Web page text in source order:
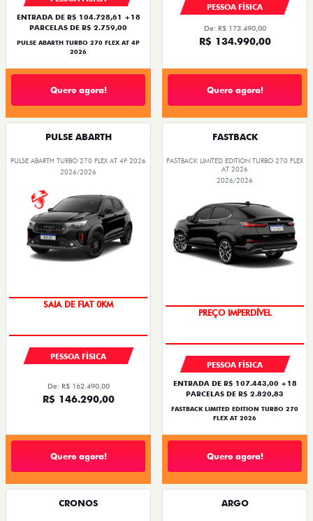
ENTRADA DE R$ 104.728,61 +18
PARCELAS DE R$ 2.759,00
PULSE ABARTH TURBO 270 FLEX AT 4P
2026
Quero agora!
PESSOA FÍSICA
De: R$ 173.490,00
R$ 134.990,00
Quero agora!
PULSE ABARTH
PULSE ABARTH TURBO 270 FLEX AT 4P 2026
2026/2026
SAIA DE FIAT 0KM
PESSOA FÍSICA
De: R$ 162.490,00
R$ 146.290,00
Quero agora!
FASTBACK
FASTBACK LIMITED EDITION TURBO 270 FLEX
AT 2026
2026/2026
PREÇO IMPERDÍVEL
PESSOA FÍSICA
ENTRADA DE R$ 107.443,00 +18
PARCELAS DE R$ 2.820,83
FASTBACK LIMITED EDITION TURBO 270
FLEX AT 2026
Quero agora!
CRONOS ARGO